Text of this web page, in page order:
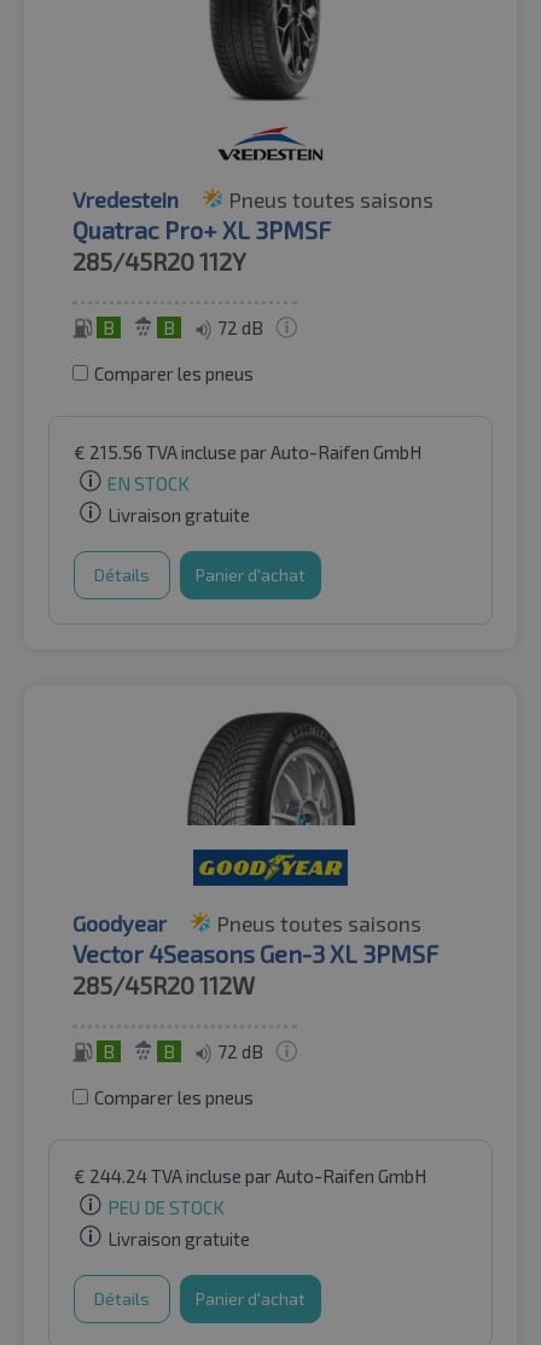
Vredestein Pneus toutes saisons
Quatrac Pro+ XL 3PMSF
285/45R20112Y
B B 72 dB
Comparer les pneus
€ 215.56 TVA incluse par Auto-Raifen GmbH
EN STOCK
Livraison gratuite
Détails Panier d'achat
Goodyear Pneus toutes saisons
Vector 4Seasons Gen-3 XL 3PMSF
285/45R20112W
B B 72 dB
Comparer les pneus
€ 244.24TVA incluse par Auto-Raifen GmbH
PEU DE STOCK
Livraison gratuite
Détails Panier d'achat